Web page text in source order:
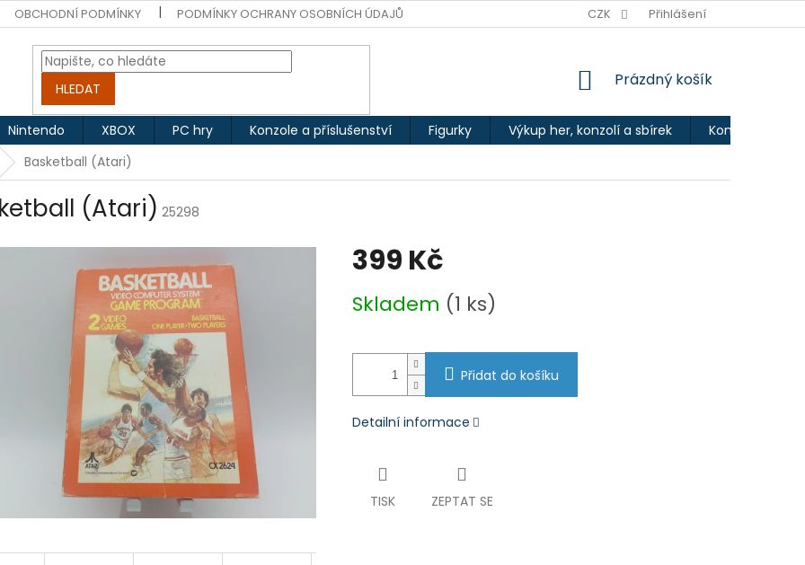
OBCHODNÍ PODMÍNKY PODMÍNKY OCHRANY OSOBNÍCH ÚDAJŮ CZK Přihlášení
HLEDAT
NÁKUPNÍ
Prázdný košík
Nintendo XBOX PC hry Konzole a příslušenství Figurky Výkup her, konzolí a sbírek Kontakty
Basketball (Atari)
(Atari) 25298
399 Kč
cena:
Skladem (1 ks)
Přidat do košíku
Detailní informace
TISK ZEPTAT SE